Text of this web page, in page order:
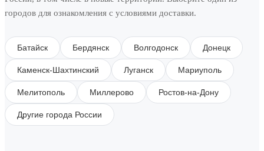
городов для ознакомления с условиями доставки.
Батайск Бердянск Волгодонск Донецк
Каменск-Шахтинский Луганск Мариуполь
Мелитополь Миллерово Ростов-на-Дону
Другие города России